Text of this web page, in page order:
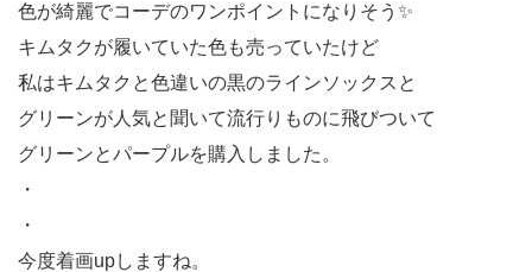
色が綺麗でコーデのワンポイントになりそう✨
キムタクが履いていた色も売っていたけど
私はキムタクと色違いの黒のラインソックスと
グリーンが人気と聞いて流行りものに飛びついて
グリーンとパープルを購入しました。
・
・
今度着画upしますね。